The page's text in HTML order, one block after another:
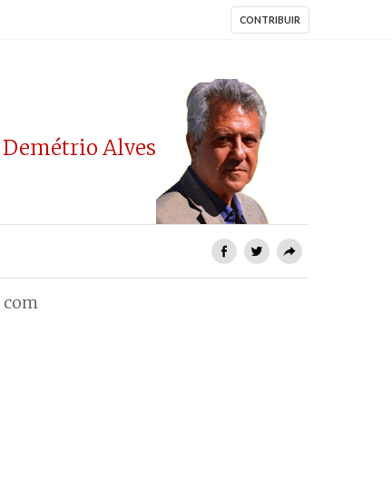
CONTRIBUIR
Demétrio Alves
com